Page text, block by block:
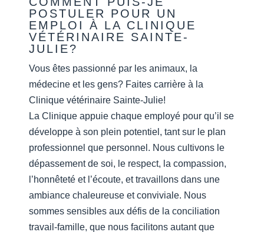
POSTULER POUR UN
EMPLOI À LA CLINIQUE
VÉTÉRINAIRE SAINTE-
JULIE?
Vous êtes passionné par les animaux, la
médecine et les gens? Faites carrière à la
Clinique vétérinaire Sainte-Julie!
La Clinique appuie chaque employé pour qu’il se
développe à son plein potentiel, tant sur le plan
professionnel que personnel. Nous cultivons le
dépassement de soi, le respect, la compassion,
l’honnêteté et l’écoute, et travaillons dans une
ambiance chaleureuse et conviviale. Nous
sommes sensibles aux défis de la conciliation
travail-famille, que nous facilitons autant que